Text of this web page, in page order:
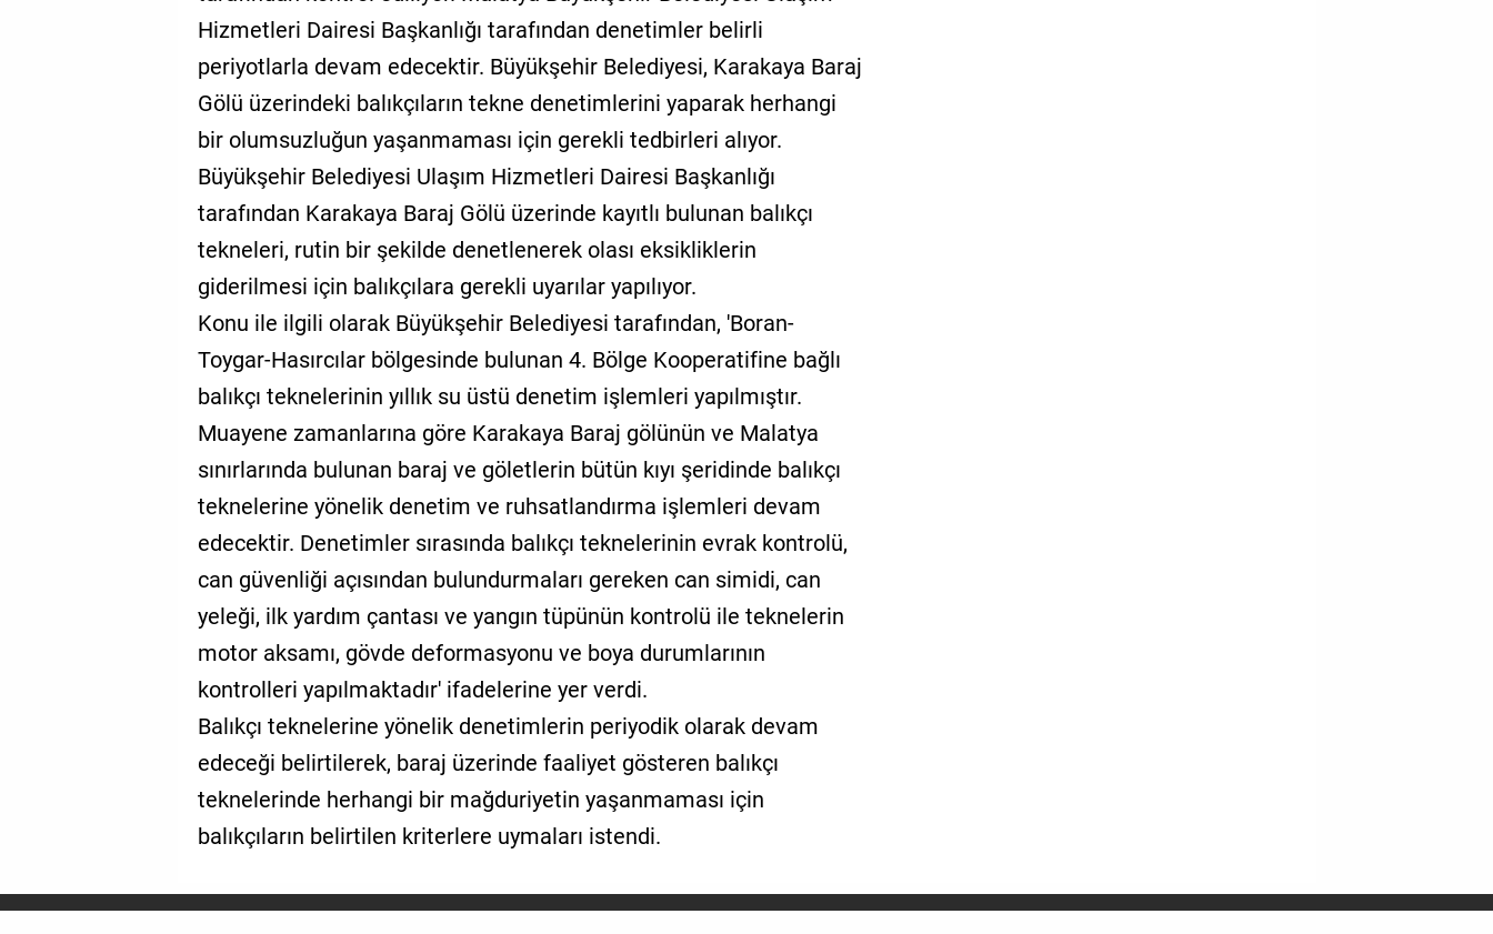
Hizmetleri Dairesi Başkanlığı tarafından denetimler belirli
periyotlarla devam edecektir. Büyükşehir Belediyesi, Karakaya Baraj
Gölü üzerindeki balıkçıların tekne denetimlerini yaparak herhangi
bir olumsuzluğun yaşanmaması için gerekli tedbirleri alıyor.
Büyükşehir Belediyesi Ulaşım Hizmetleri Dairesi Başkanlığı
tarafından Karakaya Baraj Gölü üzerinde kayıtlı bulunan balıkçı
tekneleri, rutin bir şekilde denetlenerek olası eksikliklerin
giderilmesi için balıkçılara gerekli uyarılar yapılıyor.
Konu ile ilgili olarak Büyükşehir Belediyesi tarafından, 'Boran-
Toygar-Hasırcılar bölgesinde bulunan 4. Bölge Kooperatifine bağlı
balıkçı teknelerinin yıllık su üstü denetim işlemleri yapılmıştır.
Muayene zamanlarına göre Karakaya Baraj gölünün ve Malatya
sınırlarında bulunan baraj ve göletlerin bütün kıyı şeridinde balıkçı
teknelerine yönelik denetim ve ruhsatlandırma işlemleri devam
edecektir. Denetimler sırasında balıkçı teknelerinin evrak kontrolü,
can güvenliği açısından bulundurmaları gereken can simidi, can
yeleği, ilk yardım çantası ve yangın tüpünün kontrolü ile teknelerin
motor aksamı, gövde deformasyonu ve boya durumlarının
kontrolleri yapılmaktadır' ifadelerine yer verdi.
Balıkçı teknelerine yönelik denetimlerin periyodik olarak devam
edeceği belirtilerek, baraj üzerinde faaliyet gösteren balıkçı
teknelerinde herhangi bir mağduriyetin yaşanmaması için
balıkçıların belirtilen kriterlere uymaları istendi.